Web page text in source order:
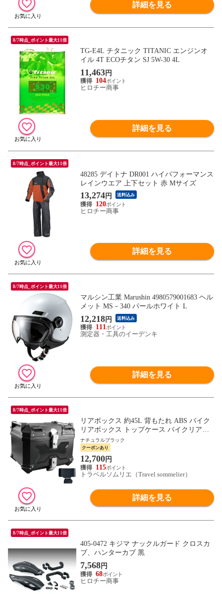
詳細を見る
8/7時点_ポイント最大11倍
TG-E4L チタニック TITANIC エンジンオ
イル 4T ECOチタン SJ 5W-30 4L
11,463円
104
ヒロチー商事
詳細を見る
8/7時点_ポイント最大11倍
48285 デイトナ DR001 ハイパフォーマンス
レインウエア 上下セット 赤 Mサイズ
13,274円 送料込み
120
ヒロチー商事
詳細を見る
8/7時点_ポイント最大11倍
マルシン工業 Marushin 4980579001683 ヘル
メット MS－340 パールホワイト L
12,218円 送料込み
111
測定器・工具のイーデンキ
詳細を見る
8/7時点_ポイント最大11倍
リアボックス 約45L 背もたれ ABS バイク
リアボックス トップケース バイクリアボ
ックス大型 バイク用品 送料無料 ※北海
道、沖縄県、離島を除く 【ロジ発送】ナチ
ュラルブラック トラベルソムリエ w-bike3
ナチュラルブラック
クーポンあり
12,700円
115
トラベルソムリエ（Travel sommelier）
詳細を見る
8/7時点_ポイント最大11倍
405-0472 キジマ ナックルガード クロスカ
ブ、ハンターカブ 黒
7,568円
68
ヒロチー商事